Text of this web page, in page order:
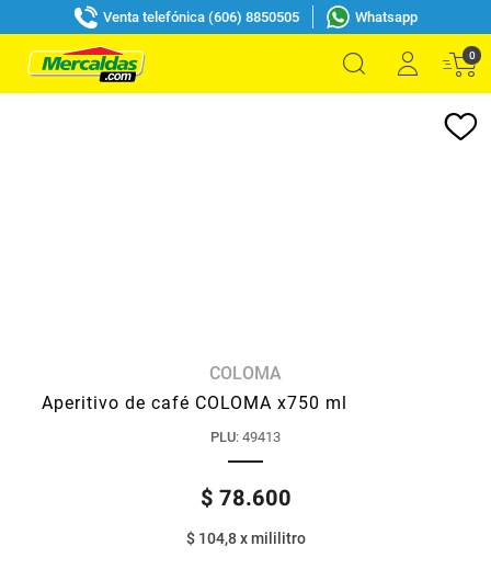
Venta telefónica (606) 8850505 Whatsapp
0
COLOMA
Aperitivo de café COLOMA x750 ml
PLU: 49413
$ 78.600
$ 104,8xmililitro